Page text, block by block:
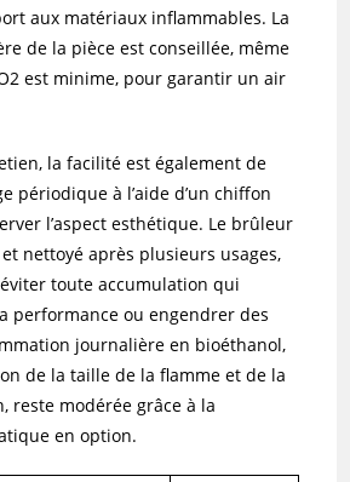
aux matériaux inflammables. La
de la pièce est conseillée, même
est minime, pour garantir un air
la facilité est également de
périodique à l’aide d’un chiffon
l’aspect esthétique. Le brûleur
nettoyé après plusieurs usages,
toute accumulation qui
performance ou engendrer des
journalière en bioéthanol,
de la taille de la flamme et de la
reste modérée grâce à la
en option.